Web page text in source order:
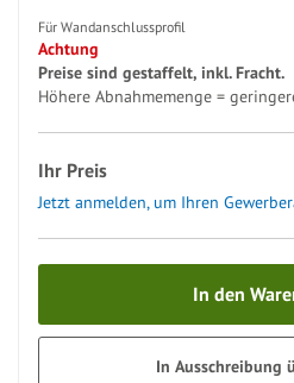
Für Wandanschlussprofil
Achtung
Preise sind gestaffelt, inkl. Fracht.
Höhere Abnahmemenge =
Ihr Preis
Jetzt anmelden, um Ihren
In den
In Ausschreibung